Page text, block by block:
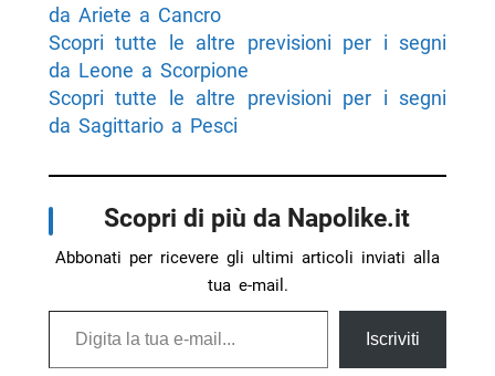
da Ariete a Cancro
Scopri tutte le altre previsioni per i segni
da Leone a Scorpione
Scopri tutte le altre previsioni per i segni
da Sagittario a Pesci
Scopri di più da Napolike.it
Abbonati per ricevere gli ultimi articoli inviati alla
tua e-mail.
Digita la tua e-mail...
Iscriviti